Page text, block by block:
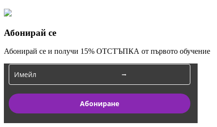
Абонирай се
Абонирай се и получи 15% ОТСТЪПКА от първото обучение
Абониране